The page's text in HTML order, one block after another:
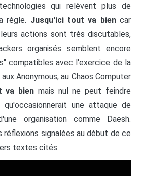
qui relèvent plus de
règle. Jusqu'ici tout va biencar
actions sont très discutables,
organisés semblent encore
compatibles avec l'exercice de la
Anonymous, au Chaos Computer
va bien mais nul ne peut feindre
une attaque de
organisation comme Daesh.
réflexions signalées au début de ce
textes cités.